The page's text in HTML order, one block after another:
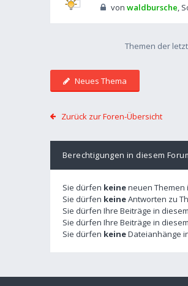
von waldbursche,
Themen der
Neues Thema
Zurück zur Foren-Übersicht
Berechtigungen in diesem
Sie dürfen keineneuen Themen
Sie dürfen keineAntworten zu
Sie dürfen Ihre Beiträge in
Sie dürfen Ihre Beiträge in
Sie dürfen keineDateianhänge